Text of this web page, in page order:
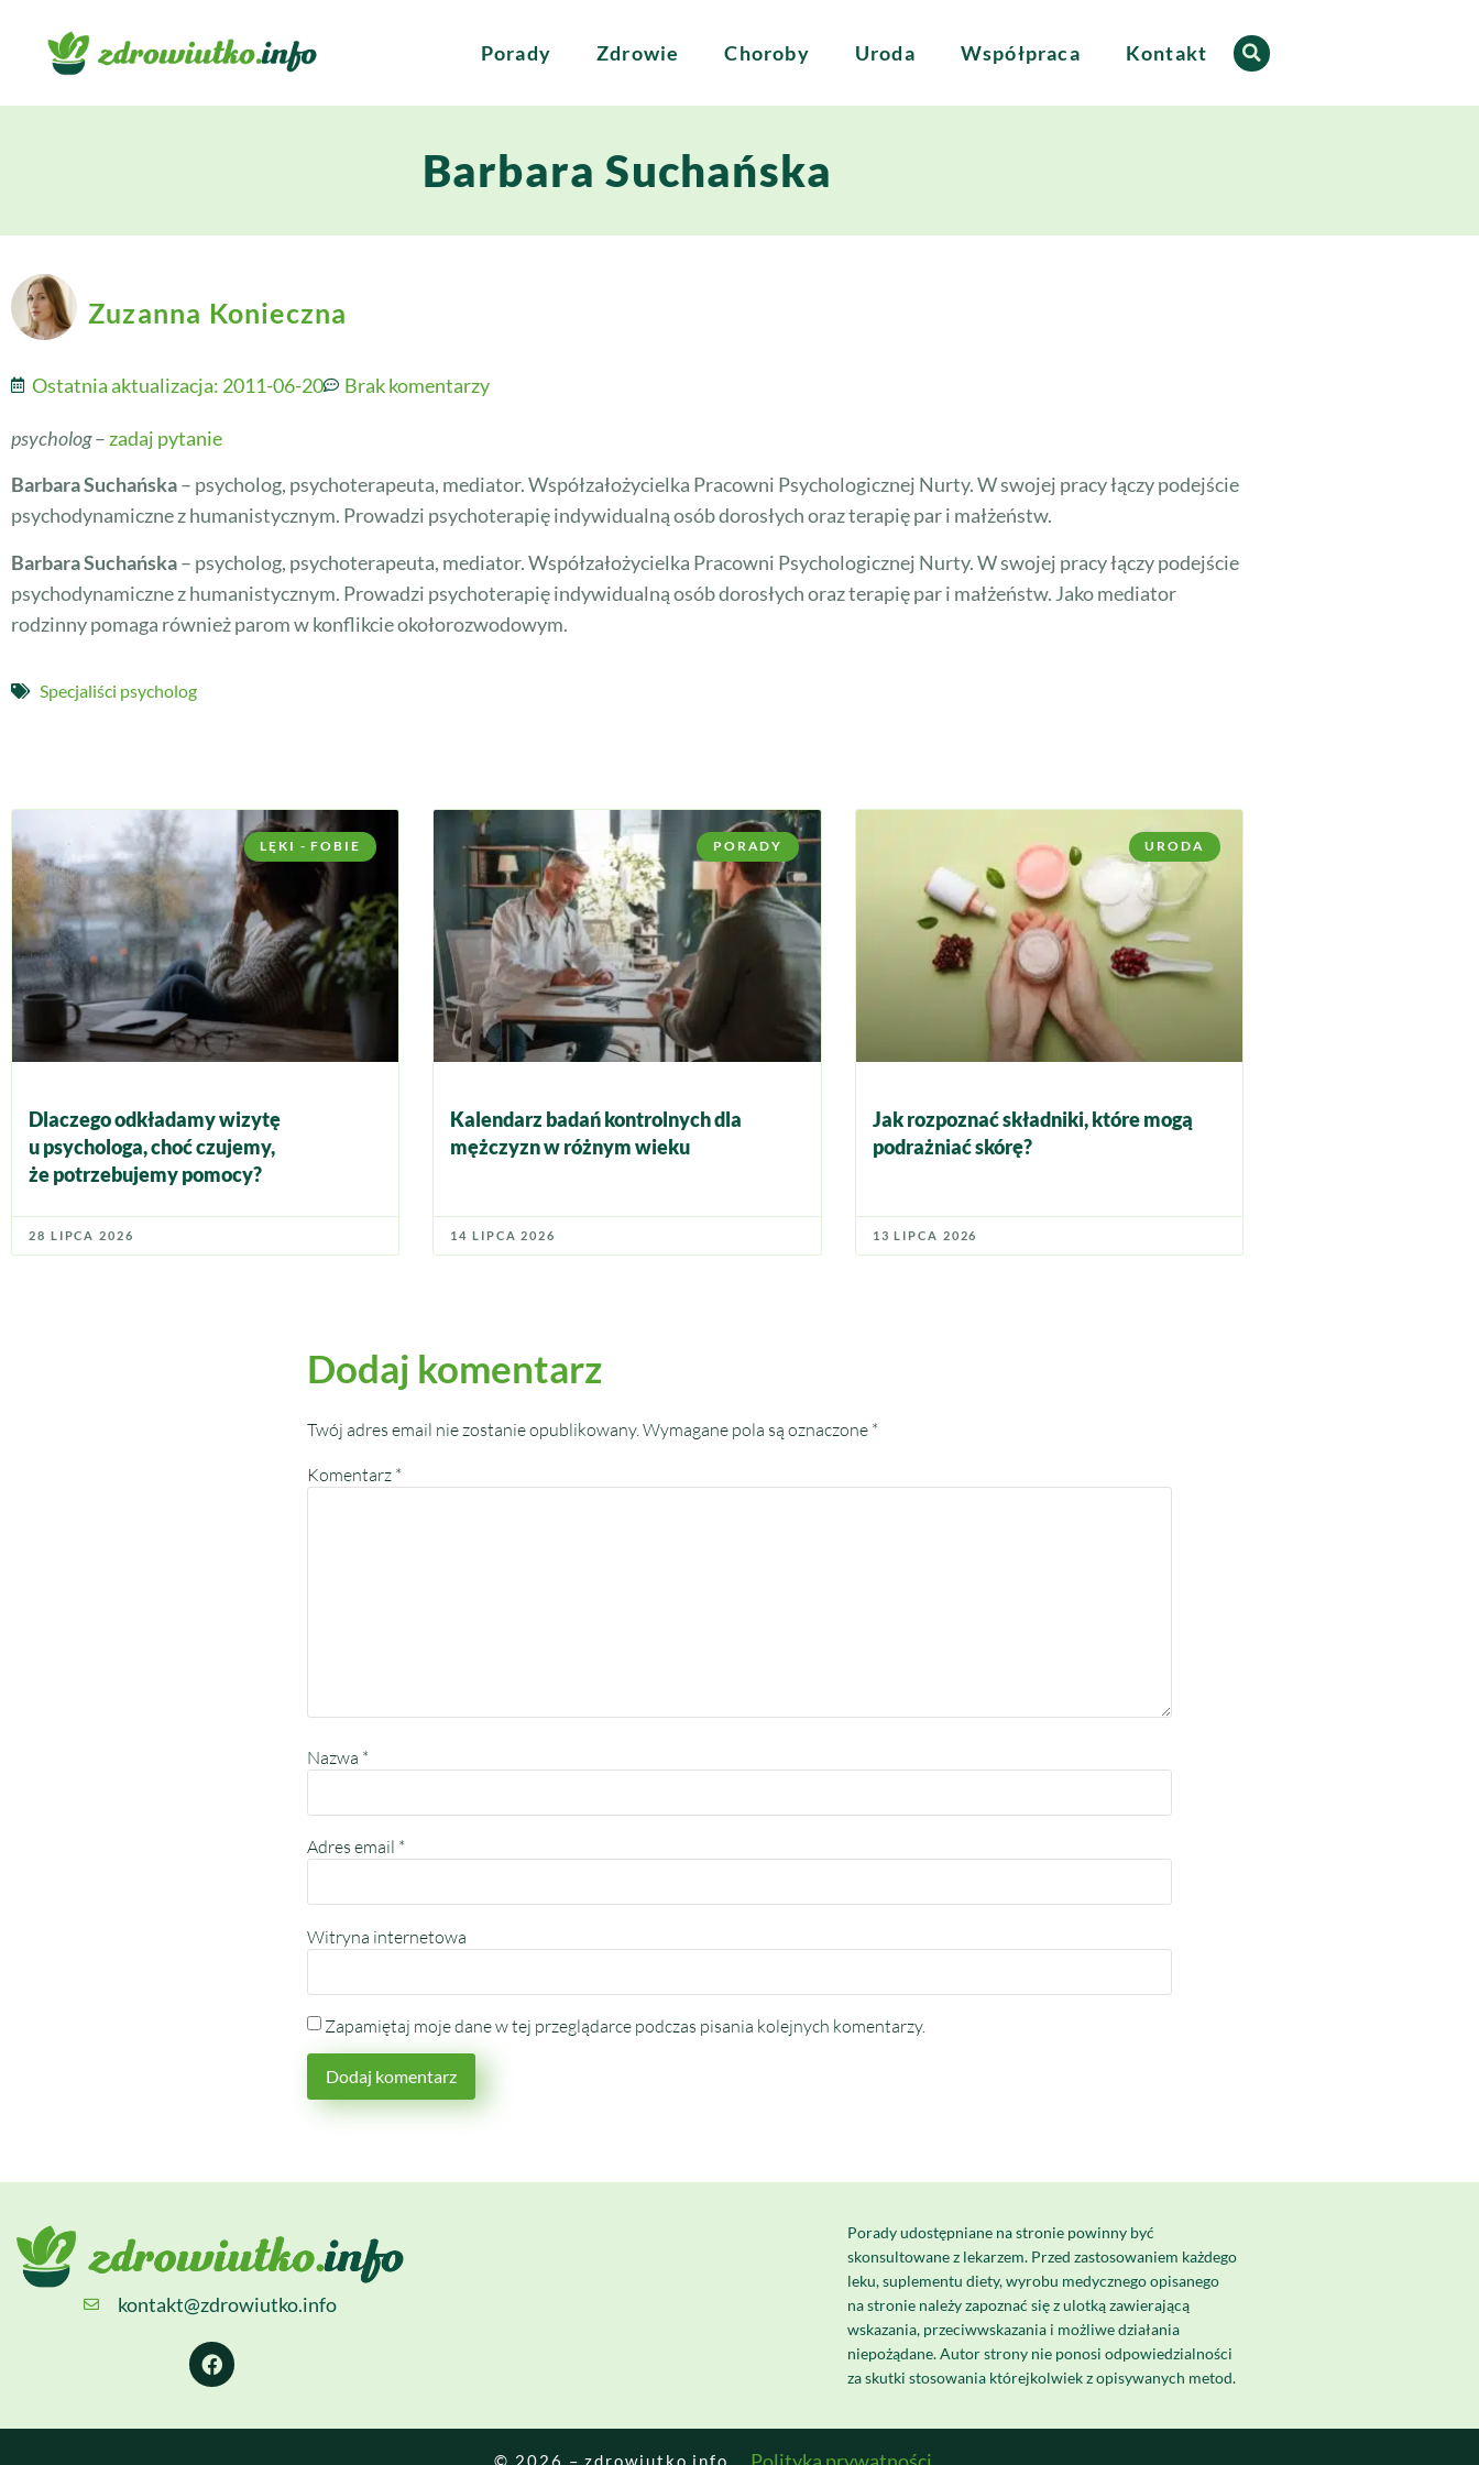
Porady Zdrowie Choroby Uroda Współpraca Kontakt
Barbara Suchańska
Zuzanna Konieczna
Ostatnia aktualizacja: 2011-06-20 Brak komentarzy
psycholog– zadaj pytanie
Barbara Suchańska– psycholog, psychoterapeuta, mediator. Współzałożycielka Pracowni Psychologicznej Nurty. W swojej pracy łączy podejście
psychodynamiczne z humanistycznym. Prowadzi psychoterapię indywidualną osób dorosłych oraz terapię par i małżeństw.
Barbara Suchańska– psycholog, psychoterapeuta, mediator. Współzałożycielka Pracowni Psychologicznej Nurty. W swojej pracy łączy podejście
psychodynamiczne z humanistycznym. Prowadzi psychoterapię indywidualną osób dorosłych oraz terapię par i małżeństw. Jako mediator
rodzinny pomaga również parom w konflikcie okołorozwodowym.
Specjaliści psycholog
LĘKI - FOBIE
Dlaczego odkładamy wizytę
u psychologa, choć czujemy,
że potrzebujemy pomocy?
28 LIPCA 2026
PORADY
Kalendarz badań kontrolnych dla
mężczyzn w różnym wieku
14 LIPCA 2026
URODA
Jak rozpoznać składniki, które mogą
podrażniać skórę?
13 LIPCA 2026
Dodaj komentarz
Twój adres email nie zostanie opublikowany.Wymagane pola są oznaczone *
Komentarz *
Nazwa *
Adres email *
Witryna internetowa
Zapamiętaj moje dane w tej przeglądarce podczas pisania kolejnych komentarzy.
kontakt@zdrowiutko.info
Porady udostępniane na stronie powinny być
skonsultowane z lekarzem. Przed zastosowaniem każdego
leku, suplementu diety, wyrobu medycznego opisanego
na stronie należy zapoznać się z ulotką zawierającą
wskazania, przeciwwskazania i możliwe działania
niepożądane. Autor strony nie ponosi odpowiedzialności
za skutki stosowania którejkolwiek z opisywanych metod.
© 2026 – zdrowiutko.info